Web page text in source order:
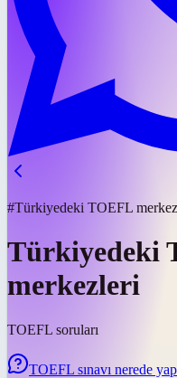
#Türkiyedeki TOEFL
Türkiyedeki
merkezleri
TOEFL soruları
TOEFL sınavı nerede